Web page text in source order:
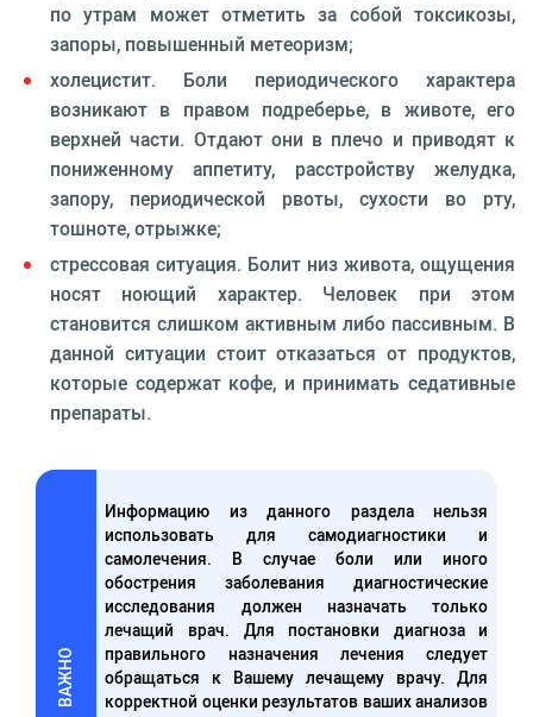
по утрам может отметить за собой токсикозы,
запоры, повышенный метеоризм;
холецистит. Боли периодического характера
возникают в правом подреберье, в животе, его
верхней части. Отдают они в плечо и приводят к
пониженному аппетиту, расстройству желудка,
запору, периодической рвоты, сухости во рту,
тошноте, отрыжке;
стрессовая ситуация. Болит низ живота, ощущения
носят ноющий характер. Человек при этом
становится слишком активным либо пассивным. В
данной ситуации стоит отказаться от продуктов,
которые содержат кофе, и принимать седативные
препараты.
ВАЖНО
Информацию из данного раздела нельзя
использовать для самодиагностики и
самолечения. В случае боли или иного
обострения заболевания диагностические
исследования должен назначать только
лечащий врач. Для постановки диагноза и
правильного назначения лечения следует
обращаться к Вашему лечащему врачу. Для
корректной оценки результатов ваших анализов